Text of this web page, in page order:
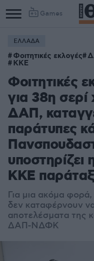
Games
ΕΛΛΑΔΑ
Φοιτητικές εκλογές
ΚΚΕ
Φοιτητικές
για 38η σερί
ΔΑΠ,
παράτυπες
υποστηρίζει
ΚΚΕ
Για μια ακόμα φορά,
δεν καταφέρνουν
αποτελέσματα της
ΔΑΠ-ΝΔΦΚ